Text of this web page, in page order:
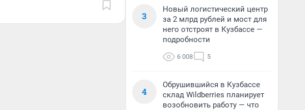
3
Новый логистический центр
за 2 млрд рублей и мост для
него отстроят в Кузбассе —
подробности
6 008 5
4
Обрушившийся в Кузбассе
склад Wildberries планирует
возобновить работу — что